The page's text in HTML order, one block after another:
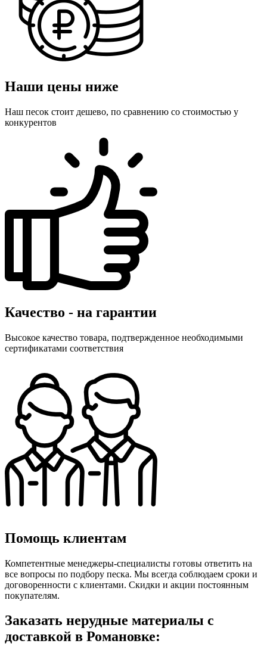
Наши цены ниже
Наш песок стоит дешево, по сравнению со стоимостью у
конкурентов
Качество - на гарантии
Высокое качество товара, подтвержденное необходимыми
сертификатами соответствия
Помощь клиентам
Компетентные менеджеры-специалисты готовы ответить на
все вопросы по подбору песка. Мы всегда соблюдаем сроки и
договоренности с клиентами. Скидки и акции постоянным
покупателям.
Заказать нерудные материалы с
доставкой в Романовке: